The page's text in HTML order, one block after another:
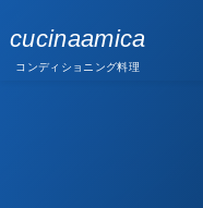
cucinaamica
コンディショニング料理